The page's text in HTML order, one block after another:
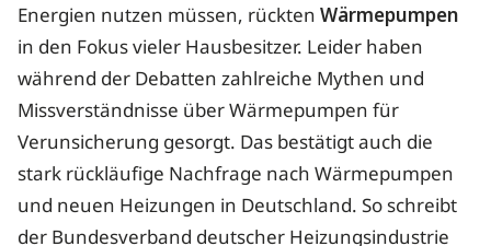
Energien nutzen müssen, rückten Wärmepumpen
in den Fokus vieler Hausbesitzer. Leider haben
während der Debatten zahlreiche Mythen und
Missverständnisse über Wärmepumpen für
Verunsicherung gesorgt. Das bestätigt auch die
stark rückläufige Nachfrage nach Wärmepumpen
und neuen Heizungen in Deutschland. So schreibt
der Bundesverband deutscher Heizungsindustrie